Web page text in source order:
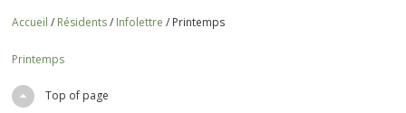
Accueil / Résidents/ Infolettre / Printemps
Printemps
Top of page